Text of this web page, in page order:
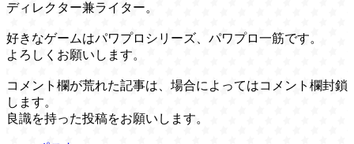
ディレクター兼ライター。
好きなゲームはパワプロシリーズ、パワプロ一筋です。
よろしくお願いします。
コメント欄が荒れた記事は、場合によってはコメント欄封鎖
します。
良識を持った投稿をお願いします。